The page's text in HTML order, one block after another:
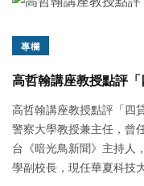
專欄
高哲翰講座教授點評
高哲翰講座教授點評「四
警察大學教授兼主任，曾
台《暗光鳥新聞》主持人
學副校長，現任華夏科技大